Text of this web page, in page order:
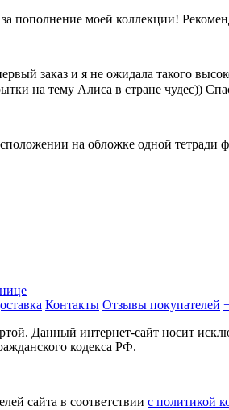
пополнение моей коллекции!
заказ и я не ожидала такого
на тему Алиса в стране чудес))
на обложке одной
Контакты Отзывы покупателей
Данный интернет-сайт носит
кодекса РФ.
сайта в соответствии с политикой